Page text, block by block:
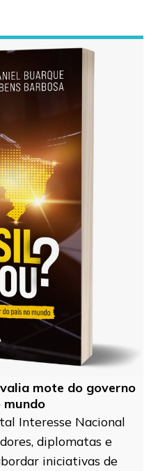
mote do governo
mundo
Interesse Nacional
diplomatas e
iniciativas de